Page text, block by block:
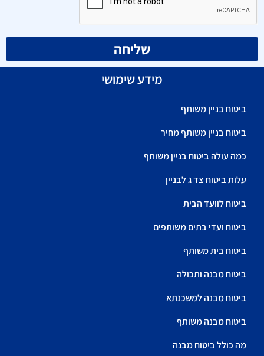
שליחה
מידע שימושי
ביטוח בניין משותף
ביטוח בניין משותף מחיר
כמה עולה ביטוח בניין משותף
עלות ביטוח צד ג לבניין
ביטוח לוועד הבית
ביטוח ועדי בתים משותפים
ביטוח בית משותף
ביטוח מבנה ותכולה
ביטוח מבנה למשכנתא
ביטוח מבנה משותף
מה כולל ביטוח מבנה